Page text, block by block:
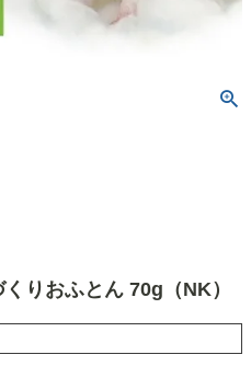
りおふとん 70g（NK）